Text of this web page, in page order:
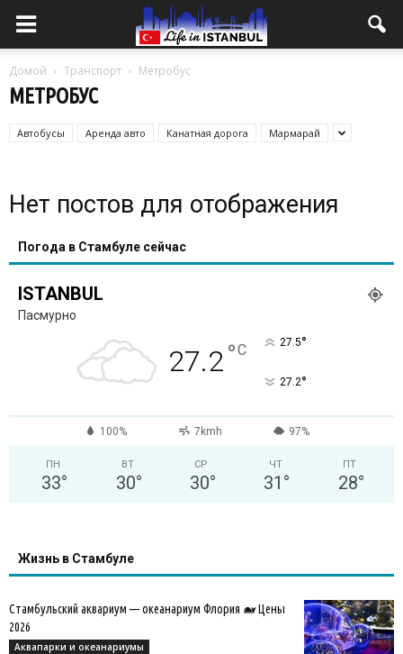
Домой Транспорт Метробус
МЕТРОБУС
Автобусы Аренда авто Канатная дорога Мармарай
Нет постов для отображения
Погода в Стамбуле сейчас
ISTANBUL
Пасмурно
27.2°C 27.5°
27.2°
100% 7kmh 97%
ПН
33°
ВТ
30°
СР
30°
ЧТ
31 °
ПТ
28°
Жизнь в Стамбуле
Стамбульский аквариум — океанариум Флория 🐋 Цены
2026
Аквапарки и океанариумы